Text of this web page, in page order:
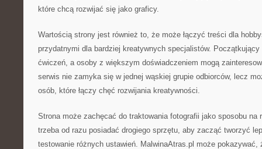
które chcą rozwijać się jako graficy.
Wartością strony jest również to, że może łączyć treści dla
przydatnymi dla bardziej kreatywnych specjalistów.
ćwiczeń, a osoby z większym doświadczeniem mogą
serwis nie zamyka się w jednej wąskiej grupie odbiorców, lecz
osób, które łączy chęć rozwijania kreatywności.
Strona może zachęcać do traktowania fotografii jako sposobu na
trzeba od razu posiadać drogiego sprzętu, aby zacząć tworzyć
testowanie różnych ustawień. MalwinaAtras.pl może pokazywać,